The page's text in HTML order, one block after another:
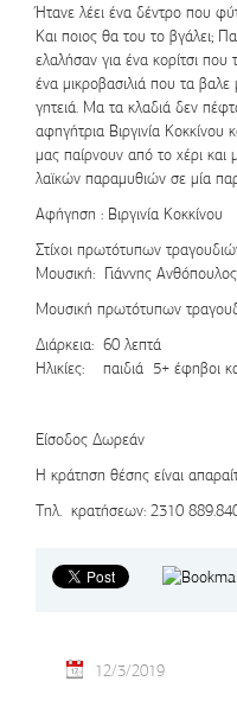
Ήτανε λέει ένα δέντρο που
Και ποιος θα του το βγάλει;
ελαλήσαν για ένα κορίτσι
ένα μικροβασιλιά που τα
γητειά. Μα τα κλαδιά δεν
αφηγήτρια Βιργινία Κοκκίνου
μας παίρνουν από το χέρι
λαϊκών παραμυθιών σε μία
Αφήγηση : Βιργινία Κοκκίνου
Στίχοι πρωτότυπων
Μουσική: Γιάννης Ανθόπουλος
Μουσική πρωτότυπων
Διάρκεια: 60 λεπτά
Ηλικίες: παιδιά 5+ έφηβοι
Είσοδος Δωρεάν
Η κράτηση θέσης είναι
Τηλ. κρατήσεων: 2310
12/3/2019